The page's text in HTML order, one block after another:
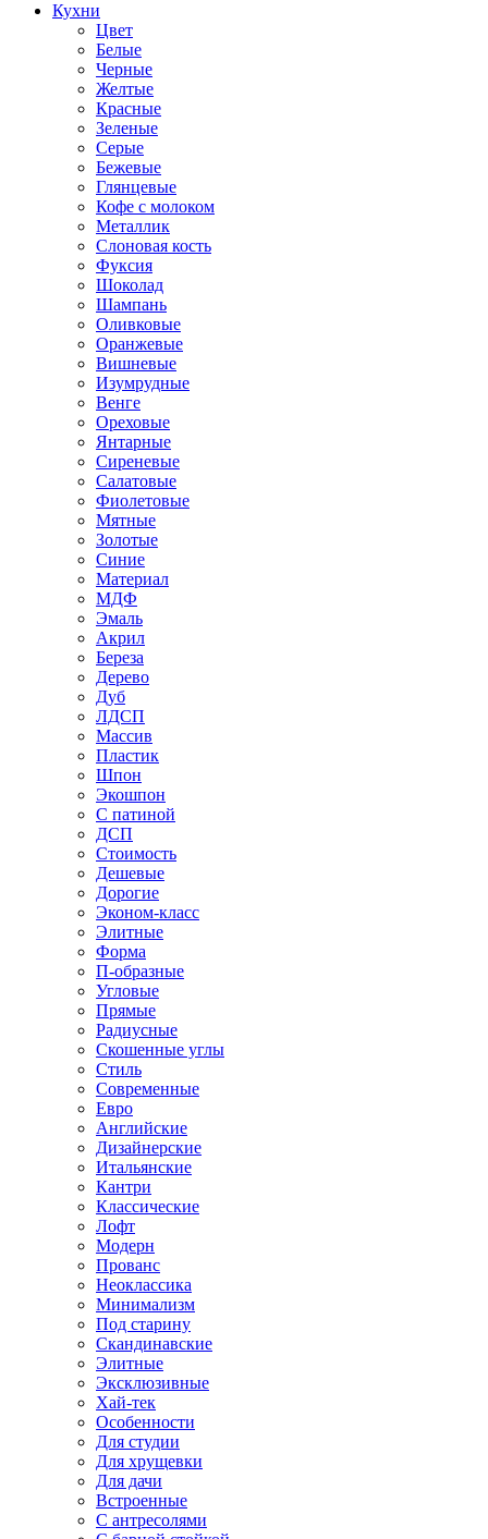
Кухни
Цвет
Белые
Черные
Желтые
Красные
Зеленые
Серые
Бежевые
Глянцевые
Кофе с молоком
Металлик
Слоновая кость
Фуксия
Шоколад
Шампань
Оливковые
Оранжевые
Вишневые
Изумрудные
Венге
Ореховые
Янтарные
Сиреневые
Салатовые
Фиолетовые
Мятные
Золотые
Синие
Материал
МДФ
Эмаль
Акрил
Береза
Дерево
Дуб
ЛДСП
Массив
Пластик
Шпон
Экошпон
С патиной
ДСП
Стоимость
Дешевые
Дорогие
Эконом-класс
Элитные
Форма
П-образные
Угловые
Прямые
Радиусные
Скошенные углы
Стиль
Современные
Евро
Английские
Дизайнерские
Итальянские
Кантри
Классические
Лофт
Модерн
Прованс
Неоклассика
Минимализм
Под старину
Скандинавские
Элитные
Эксклюзивные
Хай-тек
Особенности
Для студии
Для хрущевки
Для дачи
Встроенные
С антресолями